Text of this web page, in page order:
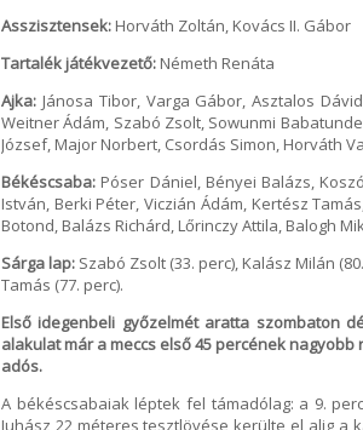
Asszisztensek: Horváth Zoltán, Kovács II. Gábor
Tartalék játékvezető: Németh Renáta
Ajka: Jánosa Tibor, Varga Gábor, Asztalos
Weitner Ádám, Szabó Zsolt, Sowunmi
József, Major Norbert, Csordás Simon, Horváth
Békéscsaba: Póser Dániel, Bényei Balázs,
István, Berki Péter, Viczián Ádám, Kertész
Botond, Balázs Richárd, Lőrinczy Attila, Balogh
Sárga lap: Szabó Zsolt (33. perc), Kalász Milán
Tamás (77. perc).
Első idegenbeli győzelmét aratta szombaton
alakulat már a meccs első 45 percének nagyobb
adós.
A békéscsabaiak léptek fel támadólag: a 9.
Juhász 22 méteres tesztlövése kerülte el alig